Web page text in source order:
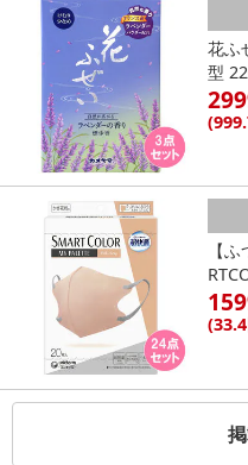
【賞味・消費期限のある商品
商品到着時点でのお日持ち期
のでご了承ください。
【キャンセルについて】
※お申込み後のキャンセルはお
記載されている内容を必ずご
にご納得いただきましたうえ
※パッケージ変更や商品リニ
参考の掲載画像や画像内のバ
る場合がございます。
また、[新たな加工食品の原料
了により、商品詳細内に記載
あらかじめご了承いただいた
によるお申込み後のキャンセ
花
型
(999
【
(33